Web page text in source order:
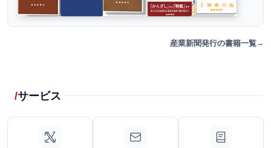
産業新聞発行の書籍一覧
サービス